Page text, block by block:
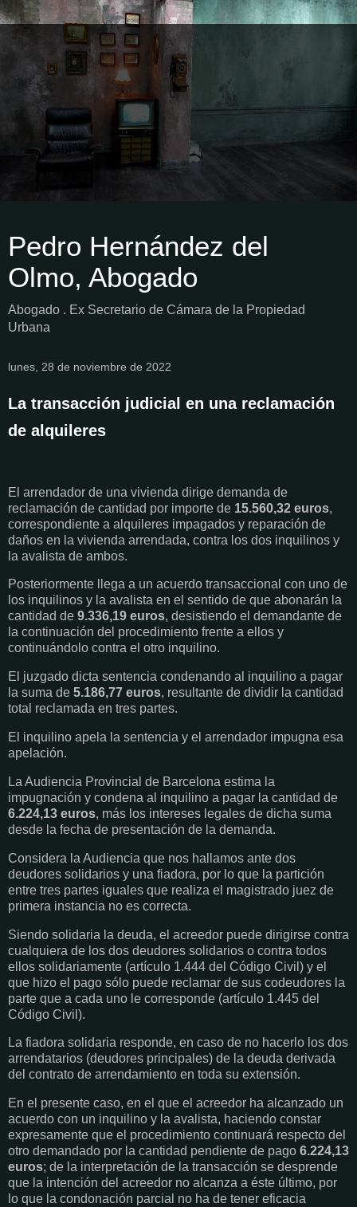
Pedro Hernández del
Olmo, Abogado
Abogado . Ex Secretario de Cámara de la Propiedad
Urbana
lunes, 28 de noviembre de 2022
La transacción judicial en una reclamación
de alquileres
El arrendador de una vivienda dirige demanda de
reclamación de cantidad por importe de 15.560,32 euros,
correspondiente a alquileres impagados y reparación de
daños en la vivienda arrendada, contra los dos inquilinos y
la avalista de ambos.
Posteriormente llega a un acuerdo transaccional con uno de
los inquilinos y la avalista en el sentido de que abonarán la
cantidad de 9.336,19 euros, desistiendo el demandante de
la continuación del procedimiento frente a ellos y
continuándolo contra el otro inquilino.
El juzgado dicta sentencia condenando al inquilino a pagar
la suma de 5.186,77 euros, resultante de dividir la cantidad
total reclamada en tres partes.
El inquilino apela la sentencia y el arrendador impugna esa
apelación.
La Audiencia Provincial de Barcelona estima la
impugnación y condena al inquilino a pagar la cantidad de
6.224,13 euros, más los intereses legales de dicha suma
desde la fecha de presentación de la demanda.
Considera la Audiencia que nos hallamos ante dos
deudores solidarios y una fiadora, por lo que la partición
entre tres partes iguales que realiza el magistrado juez de
primera instancia no es correcta.
Siendo solidaria la deuda, el acreedor puede dirigirse contra
cualquiera de los dos deudores solidarios o contra todos
ellos solidariamente (artículo 1.444 del Código Civil) y el
que hizo el pago sólo puede reclamar de sus codeudores la
parte que a cada uno le corresponde (artículo 1.445 del
Código Civil).
La fiadora solidaria responde, en caso de no hacerlo los dos
arrendatarios (deudores principales) de la deuda derivada
del contrato de arrendamiento en toda su extensión.
En el presente caso, en el que el acreedor ha alcanzado un
acuerdo con un inquilino y la avalista, haciendo constar
expresamente que el procedimiento continuará respecto del
otro demandado por la cantidad pendiente de pago 6.224,13
euros; de la interpretación de la transacción se desprende
que la intención del acreedor no alcanza a éste último, por
lo que la condonación parcial no ha de tener eficacia